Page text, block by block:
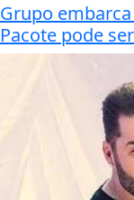
Grupo
Pacote pode